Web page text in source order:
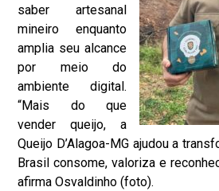
saber artesanal
mineiro enquanto
amplia seu alcance
por meio do
ambiente digital.
“Mais do que
vender queijo, a
Queijo D’Alagoa-MG ajudou a
Brasil consome, valoriza e
afirma Osvaldinho (foto).